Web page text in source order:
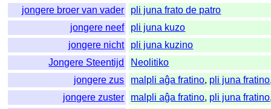
jongere broer van vader
pli juna frato de patro
jongere neef
pli juna kuzo
jongere nicht
pli juna kuzino
Jongere Steentijd
Neolitiko
jongere zus
malpli aĝa fratino, pli juna fratino
jongere zuster
malpli aĝa fratino, pli juna fratino